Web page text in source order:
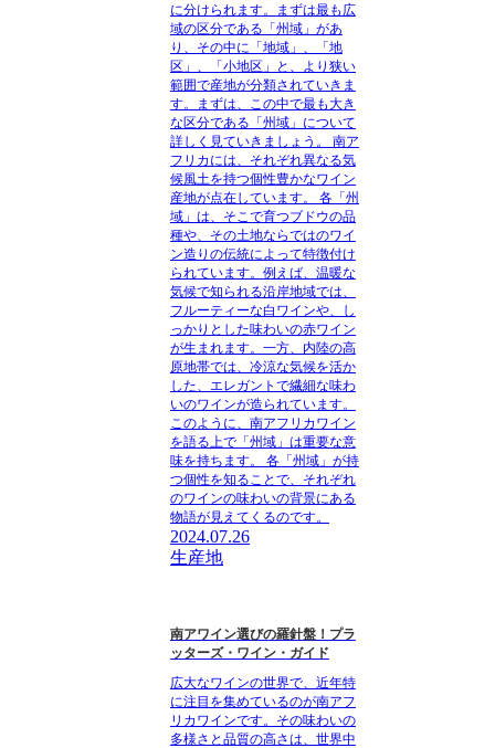
に分けられます。まずは最も広
域の区分である「州域」があ
り、その中に「地域」、「地
区」、「小地区」と、より狭い
範囲で産地が分類されていきま
す。まずは、この中で最も大き
な区分である「州域」について
詳しく見ていきましょう。 南ア
フリカには、それぞれ異なる気
候風土を持つ個性豊かなワイン
産地が点在しています。 各「州
域」は、そこで育つブドウの品
種や、その土地ならではのワイ
ン造りの伝統によって特徴付け
られています。例えば、温暖な
気候で知られる沿岸地域では、
フルーティーな白ワインや、し
っかりとした味わいの赤ワイン
が生まれます。一方、内陸の高
原地帯では、冷涼な気候を活か
した、エレガントで繊細な味わ
いのワインが造られています。
このように、南アフリカワイン
を語る上で「州域」は重要な意
味を持ちます。 各「州域」が持
つ個性を知ることで、それぞれ
のワインの味わいの背景にある
物語が見えてくるのです。
2024.07.26
生産地
南アワイン選びの羅針盤！プラ
ッターズ・ワイン・ガイド
広大なワインの世界で、近年特
に注目を集めているのが南アフ
リカワインです。その味わいの
多様さと品質の高さは、世界中